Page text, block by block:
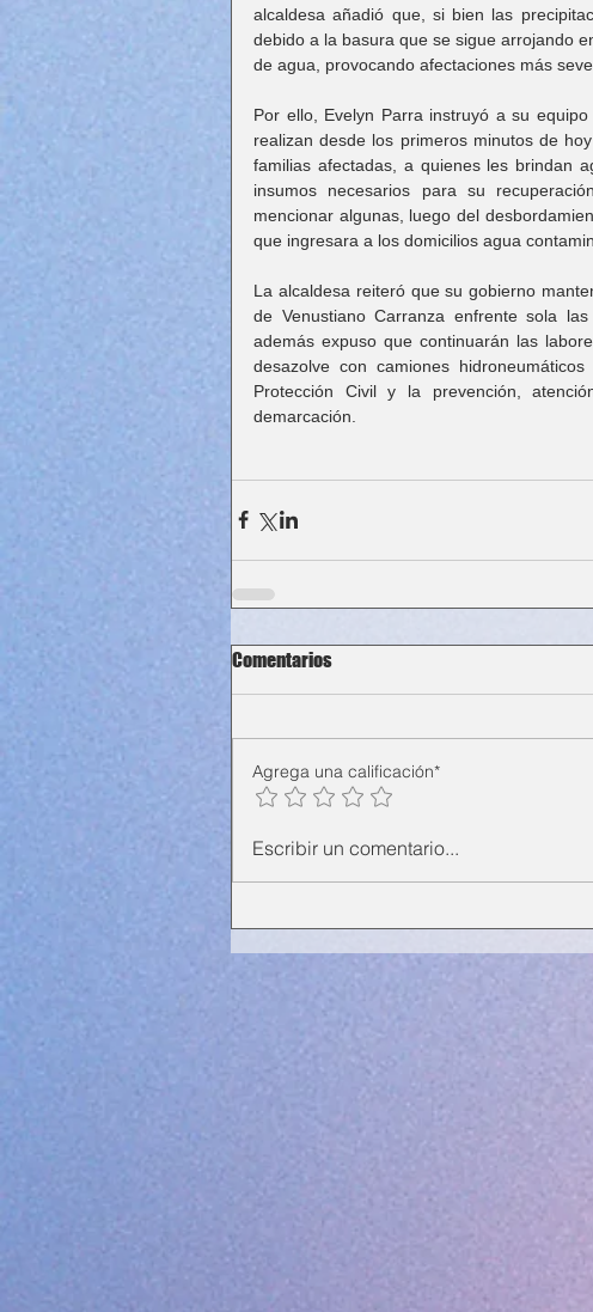
alcaldesa añadió que, si bien las
debido a la basura que se sigue arrojando
de agua, provocando afectaciones más
Por ello, Evelyn Parra instruyó a su
realizan desde los primeros minutos de
familias afectadas, a quienes les brindan
insumos necesarios para su
mencionar algunas, luego del
que ingresara a los domicilios agua
La alcaldesa reiteró que su gobierno
de Venustiano Carranza enfrente sola
además expuso que continuarán las
desazolve con camiones
Protección Civil y la prevención,
demarcación.
Comentarios
Agrega una calificación*
Escribir un comentario...